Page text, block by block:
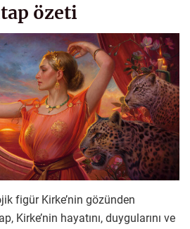
özeti
figür Kirke’nin gözünden
Kirke’nin hayatını, duygularını ve